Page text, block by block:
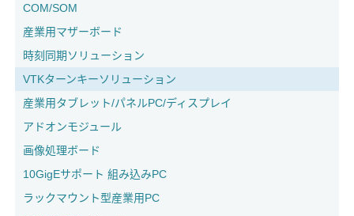
COM/SOM
産業用マザーボード
時刻同期ソリューション
VTKターンキーソリューション
産業用タブレット/パネルPC/ディスプレイ
アドオンモジュール
画像処理ボード
10GigEサポート 組み込みPC
ラックマウント型産業用PC